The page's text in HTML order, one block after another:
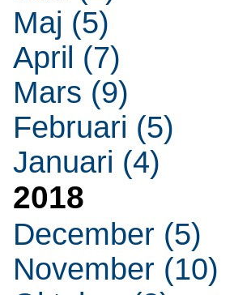
Maj (5)
April (7)
Mars (9)
Februari (5)
Januari (4)
2018
December (5)
November (10)